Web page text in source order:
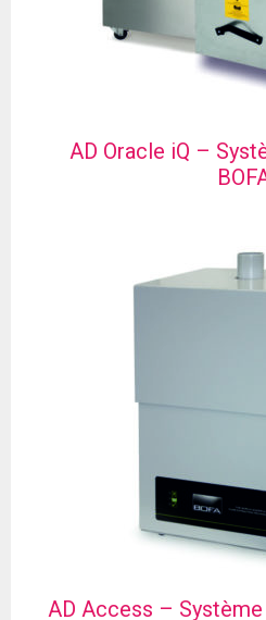
AD Oracle iQ –
AD Access – Système